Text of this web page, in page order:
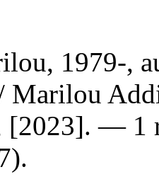
1979-,
Marilou
[2023]. — 1